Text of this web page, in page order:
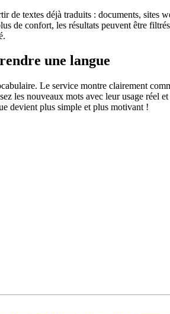
de textes déjà traduits : documents,
de confort, les résultats peuvent être
une langue
Le service montre clairement
les nouveaux mots avec leur usage
devient plus simple et plus motivant !